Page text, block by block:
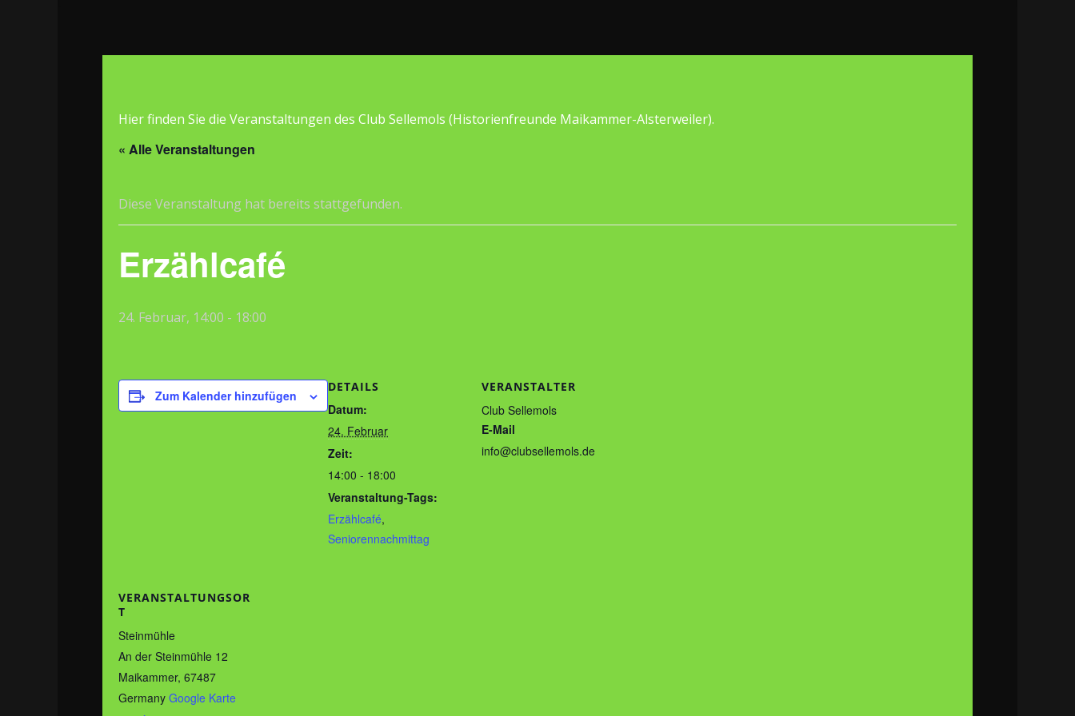
Hier finden Sie die Veranstaltungen des Club Sellemols (Historienfreunde Maikammer-Alsterweiler).
« Alle Veranstaltungen
Diese Veranstaltung hat bereits stattgefunden.
Erzählcafé
24. Februar, 14:00 - 18:00
Zum Kalender hinzufügen
DETAILS
Datum:
24. Februar
Zeit:
14:00 - 18:00
Veranstaltung-Tags:
Erzählcafé,
Seniorennachmittag
VERANSTALTER
Club Sellemols
E-Mail
info@clubsellemols.de
VERANSTALTUNGSOR
T
Steinmühle
An der Steinmühle 12
Maikammer, 67487
Germany Google Karte